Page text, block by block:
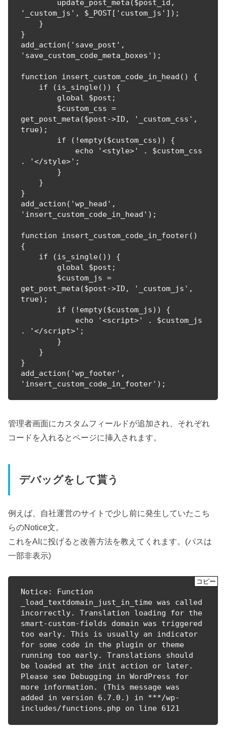
'_custom_js', $_POST['custom_js']);
}
add_action('save_post',
'save_custom_code_meta_boxes');
function insert_custom_code_in_head() {
get_post_meta($post->ID, '_custom_css',
true);
. '</style>';
}
add_action('wp_head',
'insert_custom_code_in_head');
function insert_custom_code_in_footer()
{
get_post_meta($post->ID, '_custom_js',
true);
. '</script>';
}
add_action('wp_footer',
'insert_custom_code_in_footer');
管理者画面にカスタムフィールドが追加され、それぞれ
コードを入れるとページに挿入されます。
デバッグをして貰う
例えば、自社運営のサイトで少し前に発生していたこち
らのNotice文。
これをAIに投げると改善方法を教えてくれます。(パスは
一部非表示)
Notice: Function
_load_textdomain_just_in_time was called
incorrectly. Translation loading for the
smart-custom-fields domain was triggered
too early. This is usually an indicator
for some code in the plugin or theme
running too early. Translations should
be loaded at the init action or later.
Please see Debugging in WordPress for
more information. (This message was
added in version 6.7.0.) in ***/wp-
includes/functions.php on line 6121